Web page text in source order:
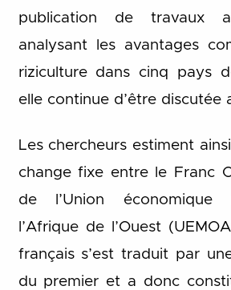
publication de travaux
analysant les avantages
riziculture dans cinq pays
elle continue d’être discutée
Les chercheurs estiment
change fixe entre le Franc
de l’Union économique
l’Afrique de l’Ouest
français s’est traduit par
du premier et a donc